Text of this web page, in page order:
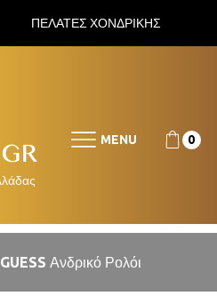
ΠΕΛΑΤΕΣ ΧΟΝΔΡΙΚΗΣ
MENU 0
GUESS Ανδρικό Ρολόι